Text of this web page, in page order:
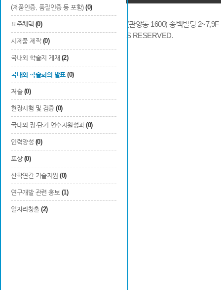
(제품인증, 품질인증 등 포함) (0)
표준채택 (0)
시제품 제작 (0)
국내외 학술지 게재 (2)
국내외 학술회의 발표 (0)
저술 (0)
현장시험 및 검증 (0)
국내외 장·단기 연수지원성과 (0)
인력양성 (0)
포상 (0)
산학연간 기술지원 (0)
연구개발 관련 홍보 (1)
일자리창출 (2)
14066 경기도 안양시 동안구 시민대로 286 (관양동 1600) 송백빌딩
COPYRIGHTS © 2014 KAIA, ALL RIGHTS RESERVED.